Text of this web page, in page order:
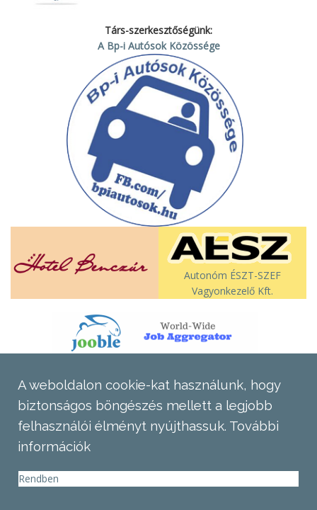
Társ-szerkesztőségünk:
A Bp-i Autósok Közössége
Autonóm ÉSZT-SZEF
Vagyonkezelő Kft.
A weboldalon cookie-kat használunk, hogy
biztonságos böngészés mellett a legjobb
felhasználói élményt nyújthassuk. További
információk
Rendben